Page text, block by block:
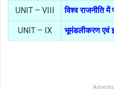
UNIT – VIII विश्व राजनीति
UNIT – IX भूमंडलीकरण एवं